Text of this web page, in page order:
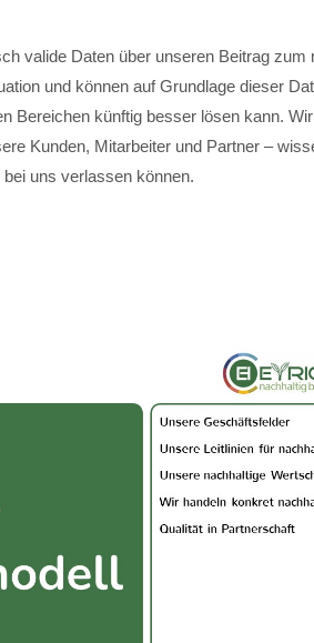
valide Daten über unseren Beitrag zum
und können auf Grundlage dieser
Bereichen künftig besser lösen kann.
Kunden, Mitarbeiter und Partner –
uns verlassen können.